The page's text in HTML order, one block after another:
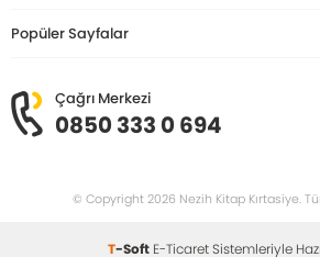
Popüler Sayfalar
Çağrı Merkezi
0850 333 0 694
© Copyright 2026 Nezih Kitap Kırtasiye.
T-Soft E-TicaretSistemleriyle